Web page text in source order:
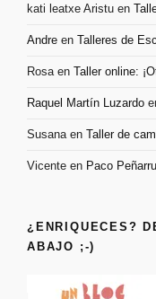
kati leatxe Aristu en
Andre en Talleres de
Rosaen Taller online:
Raquel Martín Luzardo
Susanaen Taller de
Vicente en Paco
¿ENRIQUECES?
ABAJO ;-)